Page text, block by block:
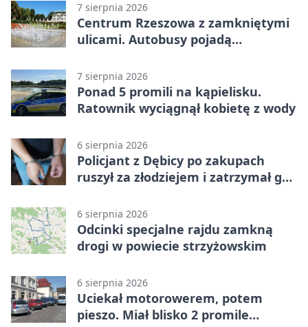
7 sierpnia 2026
Centrum Rzeszowa z zamkniętymi
ulicami. Autobusy pojadą
7 sierpnia 2026
Ponad 5 promili na kąpielisku.
Ratownik wyciągnął kobietę z wody
6 sierpnia 2026
Policjant z Dębicy po zakupach
ruszył za złodziejem i zatrzymał go
6 sierpnia 2026
Odcinki specjalne rajdu zamkną
drogi w powiecie strzyżowskim
6 sierpnia 2026
Uciekał motorowerem, potem
pieszo. Miał blisko 2 promile